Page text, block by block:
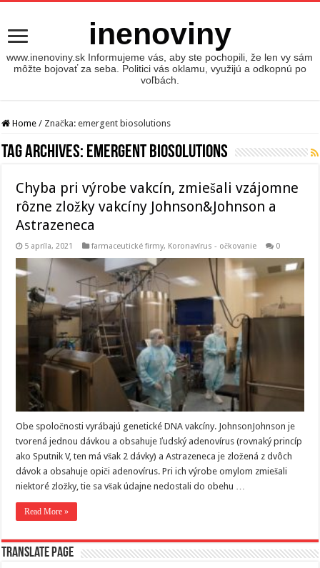
inenoviny
www.inenoviny.sk Informujeme vás, aby ste pochopili, že len vy sám
môžte bojovať za seba. Politici vás oklamu, využijú a odkopnú po
voľbách.
Home / Značka:emergent biosolutions
Tag Archives: emergent biosolutions
Chyba pri výrobe vakcín, zmiešali vzájomne
rôzne zložky vakcíny Johnson&Johnson a
Astrazeneca
5 apríla, 2021 farmaceutické firmy, Koronavírus - očkovanie 0
Obe spoločnosti vyrábajú genetické DNA vakcíny. JohnsonJohnson je
tvorená jednou dávkou a obsahuje ľudský adenovírus (rovnaký princíp
ako Sputnik V, ten má však 2 dávky) a Astrazeneca je zložená z dvôch
dávok a obsahuje opiči adenovírus. Pri ich výrobe omylom zmiešali
niektoré zložky, tie sa však údajne nedostali do obehu …
Read More »
Translate page